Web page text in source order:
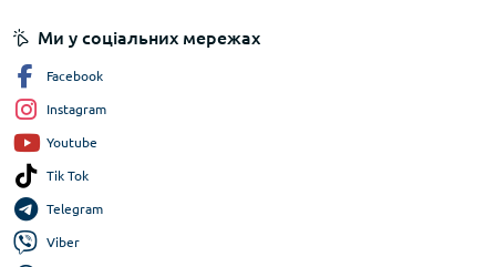
Ми у соціальних мережах
Facebook
Instagram
Youtube
Tik Tok
Telegram
Viber